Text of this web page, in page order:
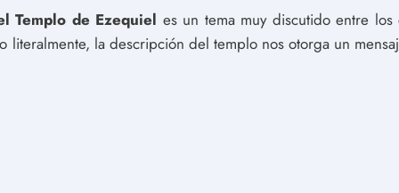
Templo de Ezequiel es un tema muy discutido entre
literalmente, la descripción del templo nos otorga un